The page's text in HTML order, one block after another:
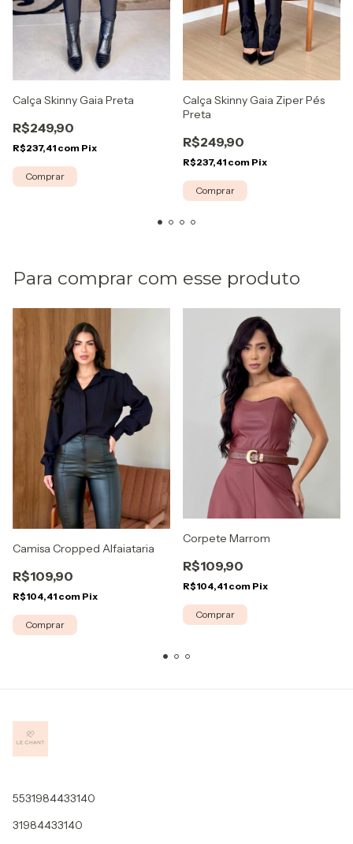
Calça Skinny Gaia Preta
R$249,90
R$237,41 com Pix
Comprar
Calça Skinny Gaia Ziper Pés
Preta
R$249,90
R$237,41 com Pix
Comprar
Para comprar com esse produto
Camisa Cropped Alfaiataria
R$109,90
R$104,41 com Pix
Comprar
Corpete Marrom
R$109,90
R$104,41 com Pix
Comprar
5531984433140
31984433140